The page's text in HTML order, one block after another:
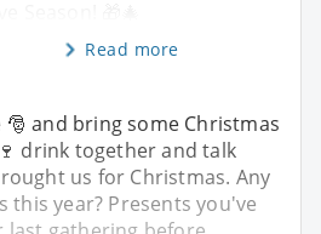
Read more
and bring some Christmas
drink together and talk
us for Christmas. Any
this year? Presents you've